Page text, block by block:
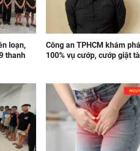
loạn,
thanh
Công an TPHCM khám phá
100% vụ cướp, cướp giật